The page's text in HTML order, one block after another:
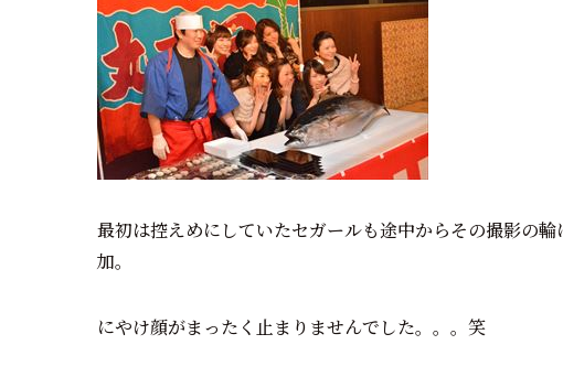
最初は控えめにしていたセガールも途中からその撮影の
加。
にやけ顔がまったく止まりませんでした。。。笑